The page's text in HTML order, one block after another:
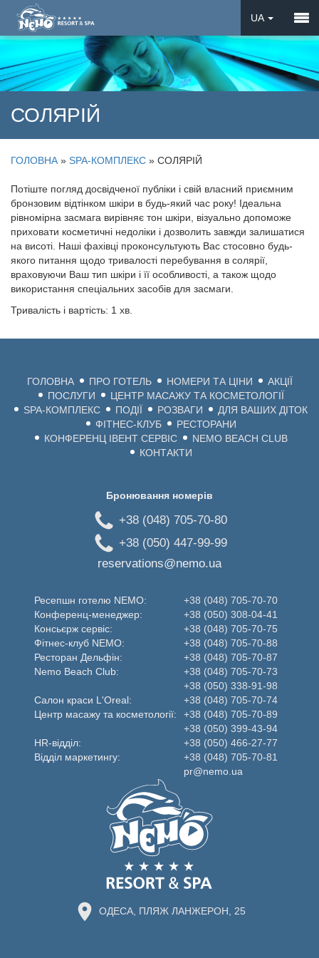
UA
EN
DE
СОЛЯРІЙ
ГОЛОВНА» SPA-КОМПЛЕКС » СОЛЯРІЙ
Потіште погляд досвідченої публіки і свій власний приємним
бронзовим відтінком шкіри в будь-який час року! Ідеальна
рівномірна засмага вирівняє тон шкіри, візуально допоможе
приховати косметичні недоліки і дозволить завжди залишатися
на висоті. Наші фахівці проконсультують Вас стосовно будь-
якого питання щодо тривалості перебування в солярії,
враховуючи Ваш тип шкіри і її особливості, а також щодо
використання спеціальних засобів для засмаги.
Тривалість і вартість: 1 хв.
ГОЛОВНА ПРО ГОТЕЛЬ НОМЕРИ ТА ЦІНИ
АКЦІЇ
ПОСЛУГИ
ЦЕНТР МАСАЖУ ТА КОСМЕТОЛОГІЇ
SPA-КОМПЛЕКС
ПОДІЇ РОЗВАГИ
ДЛЯ ВАШИХ ДІТОК
ФІТНЕС-КЛУБ
РЕСТОРАНИ
КОНФЕРЕНЦ ІВЕНТ СЕРВІС
NEMO BEACH CLUB
КОНТАКТИ
Бронювання номерів
+38 (048) 705-70-80
+38 (050) 447-99-99
reservations@nemo.ua
Ресепшн готелю NEMO:
+38 (048) 705-70-70
Конференц-менеджер:
+38 (050) 308-04-41
Консьєрж сервіс:
+38 (048) 705-70-75
Фітнес-клуб NEMO:
+38 (048) 705-70-88
Ресторан Дельфін:
+38 (048) 705-70-87
Nemo Beаch Club:
+38 (048) 705-70-73
+38 (050) 338-91-98
Салон краси L'Oreal:
+38 (048) 705-70-74
Центр масажу та косметології:
+38 (048) 705-70-89
+38 (050) 399-43-94
HR-відділ:
+38 (050) 466-27-77
Відділ маркетингу:
+38 (048) 705-70-81
pr@nemo.ua
ОДЕСА, ПЛЯЖ ЛАНЖЕРОН, 25